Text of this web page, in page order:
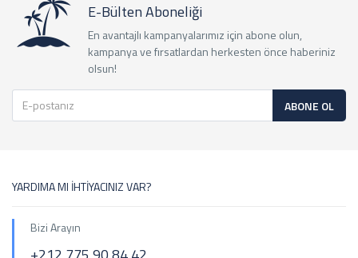
E-Bülten Aboneliği
En avantajlı kampanyalarımız için abone olun,
kampanya ve fırsatlardan herkesten önce haberiniz
olsun!
ABONE OL
YARDIMA MI İHTİYACINIZ VAR?
Bizi Arayın